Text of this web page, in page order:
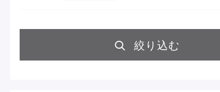
マカロンギフト
Macarons
絞り込む